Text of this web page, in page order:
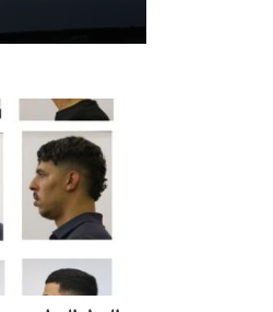
الوطني
أهراس
للجمهور